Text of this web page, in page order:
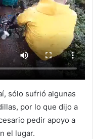
sólo sufrió algunas
por lo que dijo a
pedir apoyo a
el lugar.